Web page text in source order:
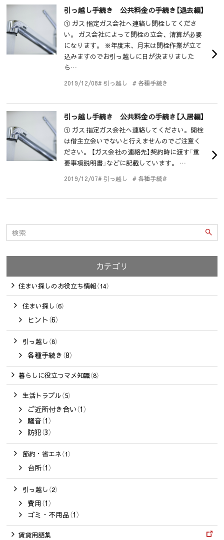
引っ越し手続き 公共料金の手続き【退去編】
① ガス 指定ガス会社へ連絡し閉栓してくださ
い。 ガス会社によって閉栓の立会、清算が必要
になります。 ※年度末、月末は閉栓作業が立て
込みますのでお引っ越しに日が決まりました
ら…
2019/12/08# 引っ越し # 各種手続き
引っ越し手続き 公共料金の手続き【入居編】
① ガス 指定ガス会社へ連絡してください。開栓
は借主立会いでないと行えませんのでご注意く
ださい。 【ガス会社の連絡先】契約時に渡す「重
要事項説明書」などに記載しています。 …
2019/12/07# 引っ越し # 各種手続き
カテゴリ
住まい探しのお役立ち情報（14）
住まい探し（6）
ヒント（6）
引っ越し（8）
各種手続き（8）
暮らしに役立つマメ知識（8）
生活トラブル（5）
ご近所付き合い（1）
騒音（1）
防犯（3）
節約・省エネ（1）
台所（1）
引っ越し（2）
費用（1）
ゴミ・不用品（1）
賃貸用語集